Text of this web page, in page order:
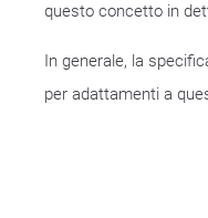
questo concetto in
In generale, la
per adattamenti a